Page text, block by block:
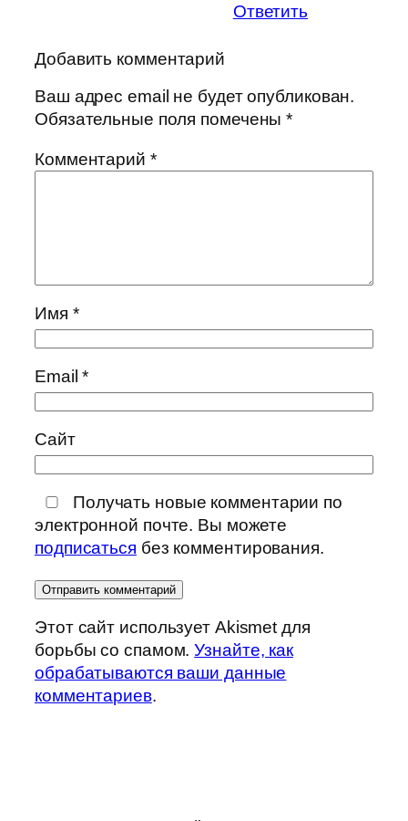
Ответить
Добавить комментарий
Ваш адрес email не будет опубликован.
Обязательные поля помечены*
Комментарий *
Имя *
Email*
Сайт
Получать новые комментарии по
электронной почте. Вы можете
подписаться без комментирования.
Этот сайт использует Akismet для
борьбы со спамом.Узнайте, как
обрабатываются ваши данные
комментариев.